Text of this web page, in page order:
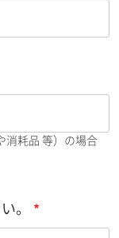
消耗品 等）の場合
。